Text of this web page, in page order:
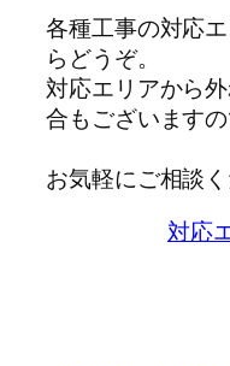
各種工事の対応
らどうぞ。
対応エリアから
合もございますの
お気軽にご相談く
対応